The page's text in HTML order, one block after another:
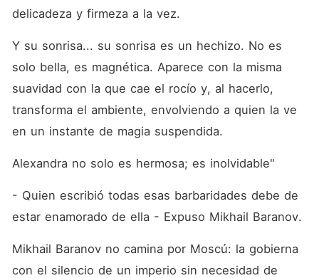
Alexandra y Mikhail deberán
solo de poder... o si están
destinados a caer el uno en
los brazos del otro, incluso
cuando todo a su alrededor
amor florecer entre el hielo y
la traición?
delicadeza y firmeza a la vez.
Y su sonrisa... su sonrisa es un hechizo. No es
solo bella, es magnética. Aparece con la misma
suavidad con la que cae el rocío y, al hacerlo,
transforma el ambiente, envolviendo a quien la ve
en un instante de magia suspendida.
Alexandra no solo es hermosa; es inolvidable"
- Quien escribió todas esas barbaridades debe de
estar enamorado de ella - Expuso Mikhail Baranov.
Mikhail Baranov no camina por Moscú: la gobierna
con el silencio de un imperio sin necesidad de